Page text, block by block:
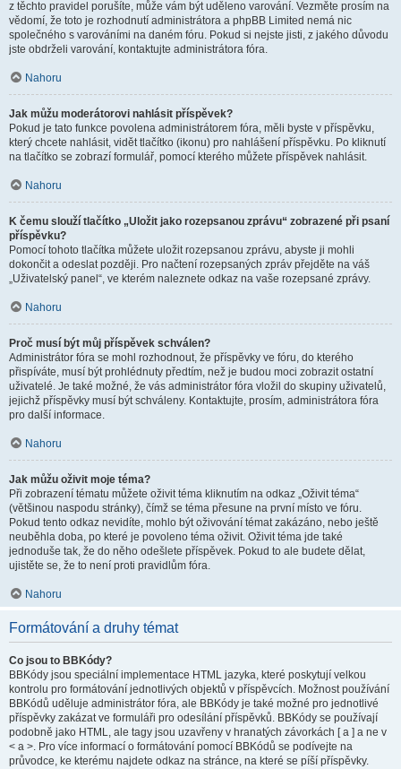
z těchto pravidel porušíte, může vám být uděleno varování. Vezměte prosím na
vědomí, že toto je rozhodnutí administrátora a phpBB Limited nemá nic
společného s varováními na daném fóru. Pokud si nejste jisti, z jakého důvodu
jste obdrželi varování, kontaktujte administrátora fóra.
Nahoru
Jak můžu moderátorovi nahlásit příspěvek?
Pokud je tato funkce povolena administrátorem fóra, měli byste v příspěvku,
který chcete nahlásit, vidět tlačítko (ikonu) pro nahlášení příspěvku. Po kliknutí
na tlačítko se zobrazí formulář, pomocí kterého můžete příspěvek nahlásit.
Nahoru
K čemu slouží tlačítko „Uložit jako rozepsanou zprávu“ zobrazené při psaní
příspěvku?
Pomocí tohoto tlačítka můžete uložit rozepsanou zprávu, abyste ji mohli
dokončit a odeslat později. Pro načtení rozepsaných zpráv přejděte na váš
„Uživatelský panel“, ve kterém naleznete odkaz na vaše rozepsané zprávy.
Nahoru
Proč musí být můj příspěvek schválen?
Administrátor fóra se mohl rozhodnout, že příspěvky ve fóru, do kterého
přispíváte, musí být prohlédnuty předtím, než je budou moci zobrazit ostatní
uživatelé. Je také možné, že vás administrátor fóra vložil do skupiny uživatelů,
jejichž příspěvky musí být schváleny. Kontaktujte, prosím, administrátora fóra
pro další informace.
Nahoru
Jak můžu oživit moje téma?
Při zobrazení tématu můžete oživit téma kliknutím na odkaz „Oživit téma“
(většinou naspodu stránky), čímž se téma přesune na první místo ve fóru.
Pokud tento odkaz nevidíte, mohlo být oživování témat zakázáno, nebo ještě
neuběhla doba, po které je povoleno téma oživit. Oživit téma jde také
jednoduše tak, že do něho odešlete příspěvek. Pokud to ale budete dělat,
ujistěte se, že to není proti pravidlům fóra.
Nahoru
Formátování a druhy témat
Co jsou to BBKódy?
BBKódy jsou speciální implementace HTML jazyka, které poskytují velkou
kontrolu pro formátování jednotlivých objektů v příspěvcích. Možnost používání
BBKódů uděluje administrátor fóra, ale BBKódy je také možné pro jednotlivé
příspěvky zakázat ve formuláři pro odesílání příspěvků. BBKódy se používají
podobně jako HTML, ale tagy jsou uzavřeny v hranatých závorkách [ a ] a ne v
< a >. Pro více informací o formátování pomocí BBKódů se podívejte na
průvodce, ke kterému najdete odkaz na stránce, na které se píší příspěvky.